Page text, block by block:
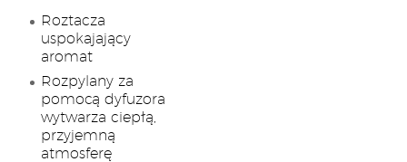
Roztacza
uspokajający
aromat
Rozpylany za
pomocą dyfuzora
wytwarza ciepłą,
przyjemną
atmosferę